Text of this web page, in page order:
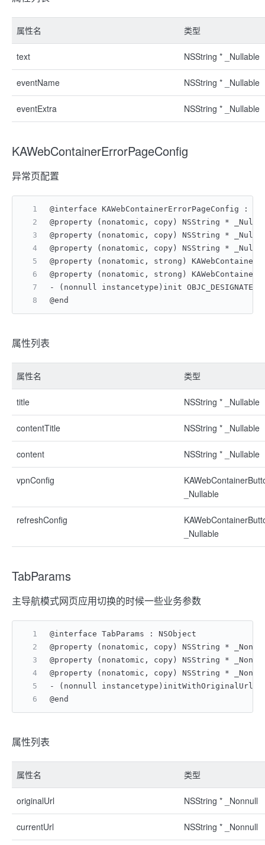
属性名 类型
text NSString * _Nullable
eventName NSString * _Nullable
eventExtra NSString * _Nullable
KAWebContainerErrorPageConfig
异常页配置
@interface KAWebContainerErrorPageConfig :
@property (nonatomic, copy) NSString *
@property (nonatomic, copy) NSString *
@property (nonatomic, copy) NSString *
@property (nonatomic, strong)
@property (nonatomic, strong)
- (nonnull instancetype)init
@end
属性列表
属性名 类型
title NSString * _Nullable
contentTitle NSString * _Nullable
content NSString * _Nullable
vpnConfig
_Nullable
refreshConfig
_Nullable
TabParams
主导航模式网页应用切换的时候一些业务参数
@interface TabParams : NSObject
@property (nonatomic, copy) NSString *
@property (nonatomic, copy) NSString *
@property (nonatomic, copy) NSString *
- (nonnull
@end
属性列表
属性名 类型
originalUrl NSString * _Nonnull
currentUrl NSString * _Nonnull